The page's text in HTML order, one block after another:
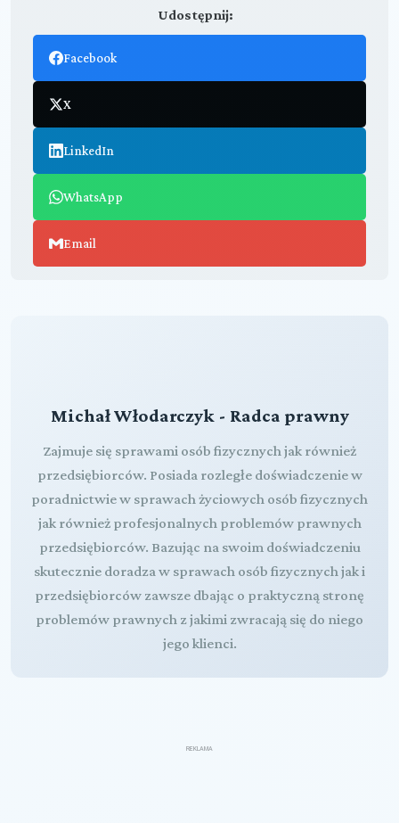
Udostępnij:
Facebook
X
LinkedIn
WhatsApp
Email
Michał Włodarczyk - Radca prawny
Zajmuje się sprawami osób fizycznych jak również
przedsiębiorców. Posiada rozległe doświadczenie w
poradnictwie w sprawach życiowych osób fizycznych
jak również profesjonalnych problemów prawnych
przedsiębiorców. Bazując na swoim doświadczeniu
skutecznie doradza w sprawach osób fizycznych jak i
przedsiębiorców zawsze dbając o praktyczną stronę
problemów prawnych z jakimi zwracają się do niego
jego klienci.
REKLAMA